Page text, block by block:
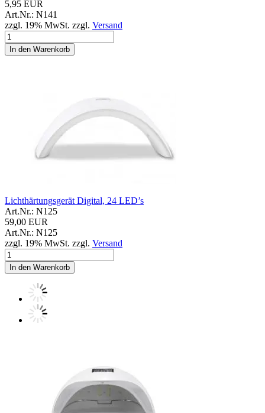
5,95 EUR
Art.Nr.: N141
zzgl. 19% MwSt. zzgl. Versand
In den Warenkorb
Lichthärtungsgerät Digital, 24 LED’s
Art.Nr.: N125
59,00 EUR
Art.Nr.: N125
zzgl. 19% MwSt. zzgl. Versand
In den Warenkorb